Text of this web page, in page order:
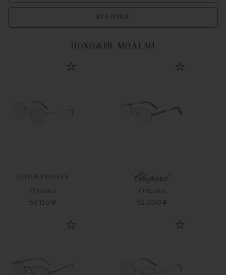
ВСЕ ОЧКИ
ПОХОЖИЕ МОДЕЛИ
OLIVER PEOPLES
Оправа
59 150 ₽
Оправа
82 000 ₽